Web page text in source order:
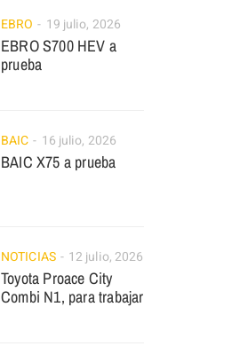
EBRO 19 julio, 2026
EBRO S700 HEV a
prueba
BAIC 16 julio, 2026
BAIC X75 a prueba
NOTICIAS 12 julio, 2026
Toyota Proace City
Combi N1, para trabajar